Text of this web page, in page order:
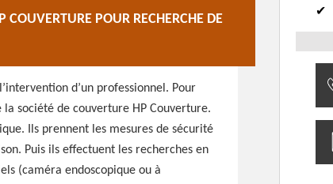
COUVERTURE POUR RECHERCHE DE
d’un professionnel. Pour
société de couverture HP Couverture.
Ils prennent les mesures de sécurité
Puis ils effectuent les recherches en
(caméra endoscopique ou à